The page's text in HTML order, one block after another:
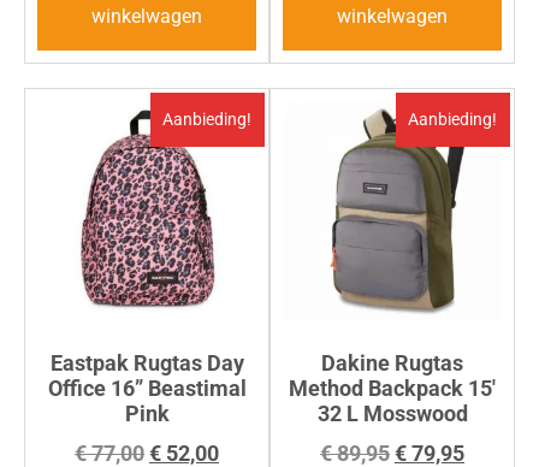
winkelwagen
winkelwagen
Aanbieding!
Eastpak Rugtas Day
Office 16” Beastimal
Pink
€77,00€ 52,00
Aanbieding!
Dakine Rugtas
Method Backpack 15′
32 L Mosswood
€89,95€79,95